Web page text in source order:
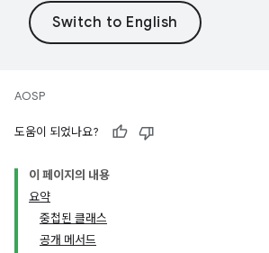
AOSP
도움이 되었나요?
이 페이지의 내용
요약
중첩된 클래스
공개 메서드